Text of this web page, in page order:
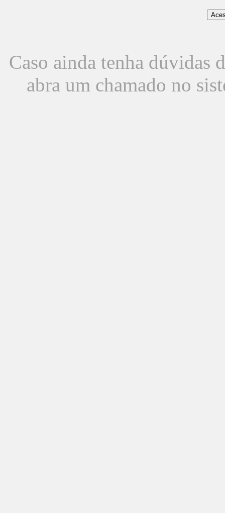
Caso ainda tenha dúvidas
abra um chamado no